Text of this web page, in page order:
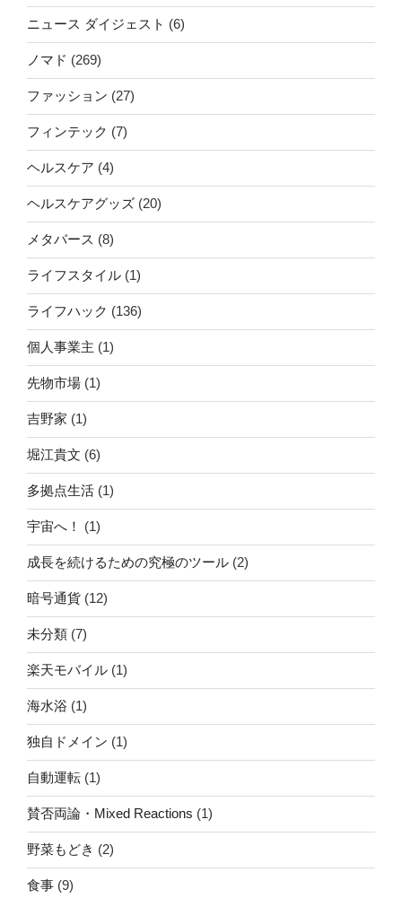
ニュース ダイジェスト (6)
ノマド (269)
ファッション (27)
フィンテック (7)
ヘルスケア (4)
ヘルスケアグッズ (20)
メタバース (8)
ライフスタイル (1)
ライフハック (136)
個人事業主 (1)
先物市場 (1)
吉野家 (1)
堀江貴文 (6)
多拠点生活 (1)
宇宙へ！ (1)
成長を続けるための究極のツール (2)
暗号通貨 (12)
未分類 (7)
楽天モバイル (1)
海水浴 (1)
独自ドメイン (1)
自動運転 (1)
賛否両論・Mixed Reactions (1)
野菜もどき (2)
食事 (9)